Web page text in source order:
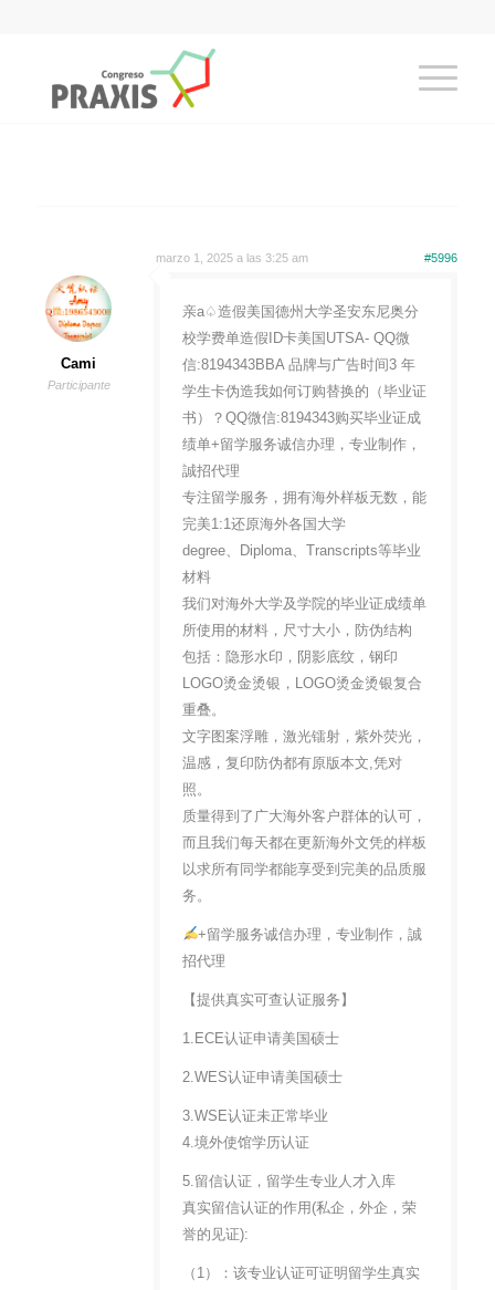
marzo 1, 2025 a las 3:25 am #5996
Cami
Participante
亲a♤造假美国德州大学圣安东尼奥分
校学费单造假ID卡美国UTSA- QQ微
信:8194343BBA 品牌与广告时间3 年
学生卡伪造我如何订购替换的（毕业证
书）？QQ微信:8194343购买毕业证成
绩单+留学服务诚信办理，专业制作，
誠招代理
专注留学服务，拥有海外样板无数，能
完美1:1还原海外各国大学
degree、Diploma、Transcripts等毕业
材料
我们对海外大学及学院的毕业证成绩单
所使用的材料，尺寸大小，防伪结构
包括：隐形水印，阴影底纹，钢印
LOGO烫金烫银，LOGO烫金烫银复合
重叠。
文字图案浮雕，激光镭射，紫外荧光，
温感，复印防伪都有原版本文,凭对
照。
质量得到了广大海外客户群体的认可，
而且我们每天都在更新海外文凭的样板
以求所有同学都能享受到完美的品质服
务。
+留学服务诚信办理，专业制作，誠
招代理
【提供真实可查认证服务】
1.ECE认证申请美国硕士
2.WES认证申请美国硕士
3.WSE认证未正常毕业
4.境外使馆学历认证
5.留信认证，留学生专业人才入库
真实留信认证的作用(私企，外企，荣
誉的见证):
（1）：该专业认证可证明留学生真实